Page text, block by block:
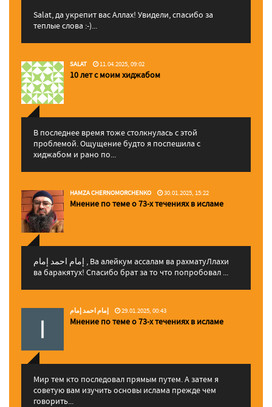
Salat, да укрепит вас Аллаx! Увидели, спасибо за
теплые слова :-)...
SALAT 11.04.2025, 09:02
10 лет с моим хиджабом
В последнее время тоже столкнулась с этой
проблемой. Ощущение будто я поспешила с
хиджабом и рано по...
HAMZA CHERNOMORCHENKO 30.01.2025, 15:22
Мнение по теме о 73-х течениях в исламе
إمام احمد إمام , Ва алейкум ассалам ва рахматуЛлахи
ва баракятух! Спасибо брат за то что попробовал ...
إمام احمد إمام 29.01.2025, 00:43
Мнение по теме о 73-х течениях в исламе
Мир тем кто последовал прямым путем. А затем я
советую вам изучить основы ислама прежде чем
говорить...